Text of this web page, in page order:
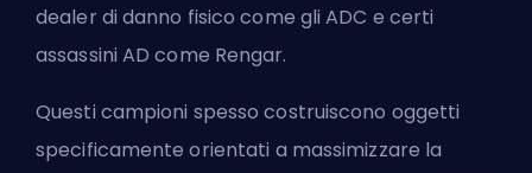
dealer di danno fisico come gliADC e certi
assassini AD come Rengar.
Questi campioni spesso costruiscono oggetti
specificamente orientati a massimizzare la